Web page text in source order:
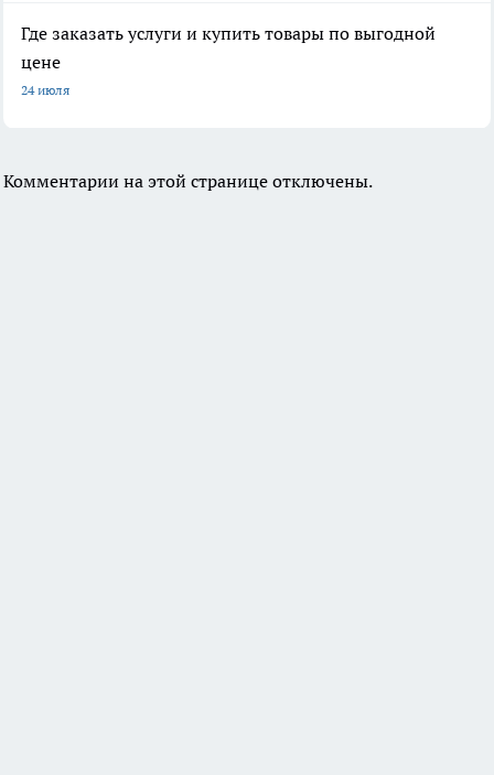
Где заказать услуги и купить товары по выгодной
цене
24 июля
Комментарии на этой странице отключены.